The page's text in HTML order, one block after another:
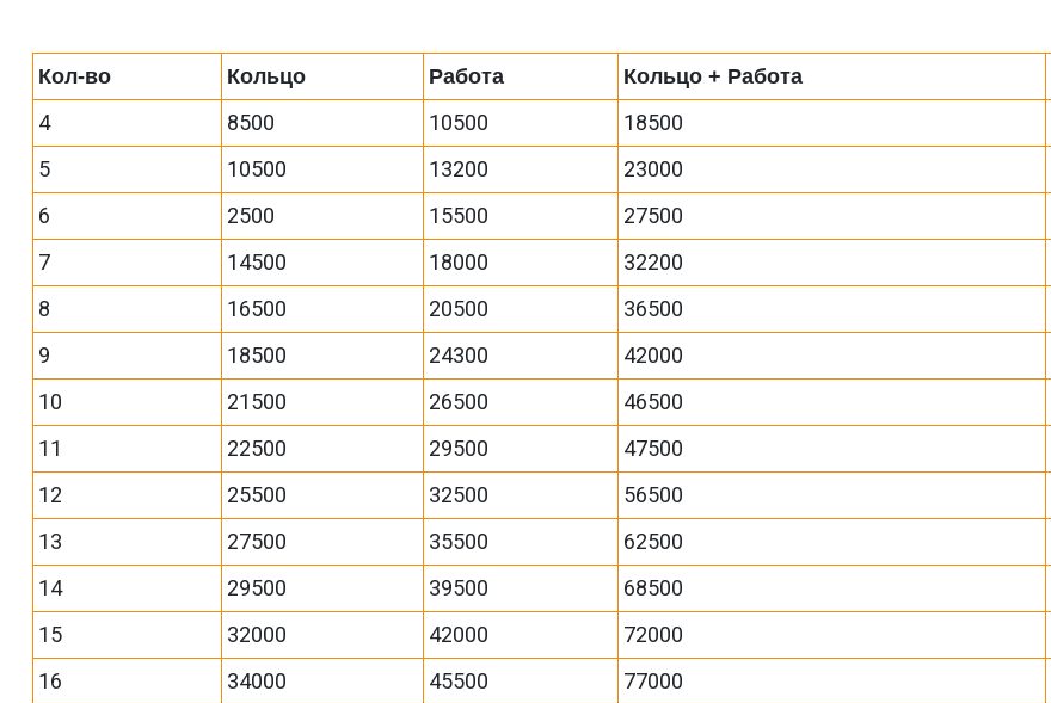
Кол-во Кольцо Работа Кольцо + Работа
4 8500 10500 18500
5
10500 13200 23000
6
2500 15500 27500
7
14500 18000 32200
8
16500 20500 36500
9
18500 24300 42000
10
21500 26500 46500
11
22500 29500 47500
12
25500 32500 56500
13
27500 35500 62500
14
29500 39500 68500
15
32000 42000 72000
16
34000 45500 77000